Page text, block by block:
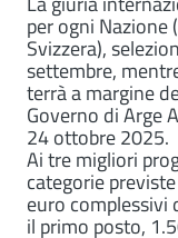
per ogni Nazione
Svizzera),
settembre,
terrà a margine
Governo di Arge
24 ottobre 2025.
Ai tre migliori
categorie
euro complessivi
il primo posto,